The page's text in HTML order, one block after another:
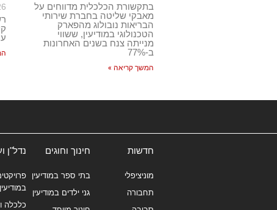
בתקשורת הכלכלית מדווחים על
מאבקי שליטה בחברת שירותי
הבריאות נובולוג מהפארק
הטכנולוגי במודיעין, ששווי
מנייתה צנח בשנים האחרונות
ב-77%
המשך קריאה »
חדשות
מוניציפלי
תחבורה
חינוך וחוגים
בתי ספר במודיעין
גני ילדים במודיעין
נדל"ן
במודיעין
כלכלה